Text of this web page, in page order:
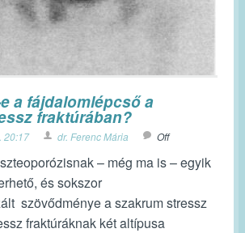
a fájdalomlépcső a
fraktúrában?
20:17 dr. Ferenc Mária Off
– még ma is – egyik
és sokszor
szövődménye a szakrum stressz
fraktúráknak két altípusa